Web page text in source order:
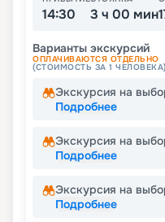
14:30 3 ч 00 мин
Варианты экскурсий
ОПЛАЧИВАЮТСЯ ОТДЕЛЬНО
(СТОИМОСТЬ ЗА 1 ЧЕЛОВЕКА)
Экскурсия на
Подробнее
Экскурсия на
Подробнее
Экскурсия на
Подробнее